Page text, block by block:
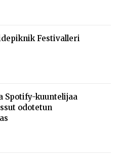
Festivalleri
Spotify-kuuntelijaa
odotetun